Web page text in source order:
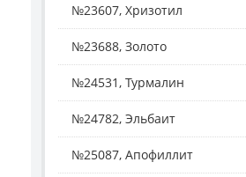
№23607, Хризотил
№23688, Золото
№24531, Турмалин
№24782, Эльбаит
№25087, Апофиллит